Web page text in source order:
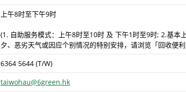
上午8时至下午9时
(1. 自助服务模式：上午8时至10时 及 下午1时至9时; 2.基
夕、恶劣天气或因应个别情况的特别安排，请浏览「回收便
6364 5644 (T/W)
taiwohau@6green.hk